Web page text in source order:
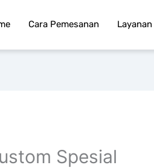
Cara Pemesanan Layanan
Spesial